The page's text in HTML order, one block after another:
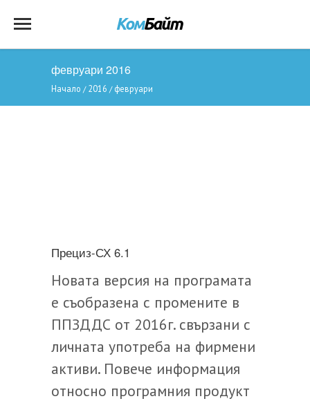
февруари 2016
Начало / 2016 / февруари
Прециз-СХ 6.1
Новата версия на програмата
е съобразена с промените в
ППЗДДС от 2016г. свързани с
личната употреба на фирмени
активи. Повече информация
относно програмния продукт